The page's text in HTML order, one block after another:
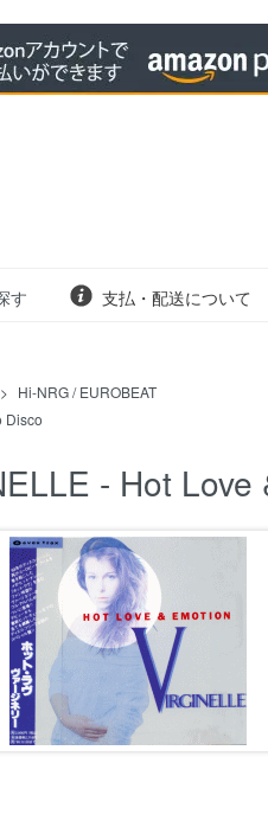
す 支払・配送について
> Hi-NRG / EUROBEAT
Disco
- Hot Love